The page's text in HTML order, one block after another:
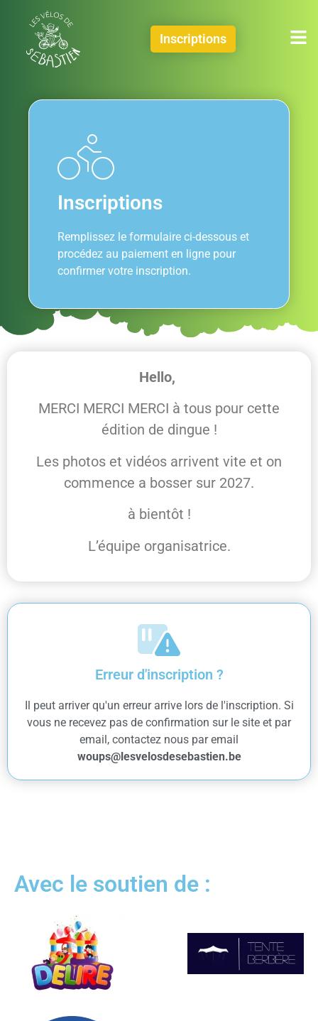
Inscriptions
Inscriptions
Remplissez le formulaire ci-dessous et
procédez au paiement en ligne pour
confirmer votre inscription.
Hello,
MERCI MERCI MERCI à tous pour cette
édition de dingue !
Les photos et vidéos arrivent vite et on
commence a bosser sur 2027.
à bientôt !
L’équipe organisatrice.
Erreur d'inscription ?
Il peut arriver qu'un erreur arrive lors de l'inscription. Si
vous ne recevez pas de confirmation sur le site et par
email, contactez nous par email
woups@lesvelosdesebastien.be
Avec le soutien de :